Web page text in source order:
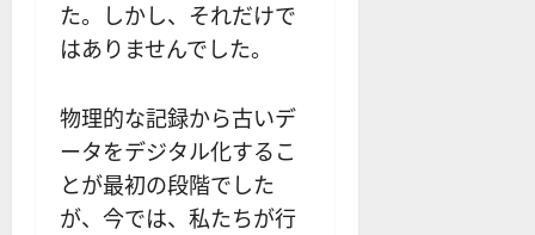
た。しかし、それだけで
はありませんでした。
物理的な記録から古いデ
ータをデジタル化するこ
とが最初の段階でした
が、今では、私たちが行